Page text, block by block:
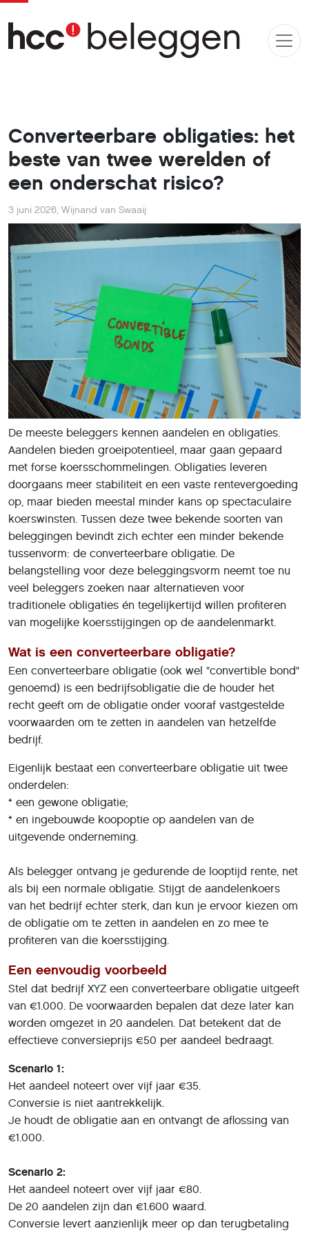
Converteerbare obligaties: het
beste van twee werelden of
een onderschat risico?
3 juni 2026, Wijnand van Swaaij
De meeste beleggers kennen aandelen en obligaties.
Aandelen bieden groeipotentieel, maar gaan gepaard
met forse koersschommelingen. Obligaties leveren
doorgaans meer stabiliteit en een vaste rentevergoeding
op, maar bieden meestal minder kans op spectaculaire
koerswinsten. Tussen deze twee bekende soorten van
beleggingen bevindt zich echter een minder bekende
tussenvorm: de converteerbare obligatie. De
belangstelling voor deze beleggingsvorm neemt toe nu
veel beleggers zoeken naar alternatieven voor
traditionele obligaties én tegelijkertijd willen profiteren
van mogelijke koersstijgingen op de aandelenmarkt.
Wat is een converteerbare obligatie?
Een converteerbare obligatie (ook wel "convertible bond"
genoemd) is een bedrijfsobligatie die de houder het
recht geeft om de obligatie onder vooraf vastgestelde
voorwaarden om te zetten in aandelen van hetzelfde
bedrijf.
Eigenlijk bestaat een converteerbare obligatie uit twee
onderdelen:
* een gewone obligatie;
* en ingebouwde koopoptie op aandelen van de
uitgevende onderneming.
Als belegger ontvang je gedurende de looptijd rente, net
als bij een normale obligatie. Stijgt de aandelenkoers
van het bedrijf echter sterk, dan kun je ervoor kiezen om
de obligatie om te zetten in aandelen en zo mee te
profiteren van die koersstijging.
Een eenvoudig voorbeeld
Stel dat bedrijf XYZ een converteerbare obligatie uitgeeft
van €1.000. De voorwaarden bepalen dat deze later kan
worden omgezet in 20 aandelen. Dat betekent dat de
effectieve conversieprijs €50 per aandeel bedraagt.
Scenario 1:
Het aandeel noteert over vijf jaar €35.
Conversie is niet aantrekkelijk.
Je houdt de obligatie aan en ontvangt de aflossing van
€1.000.
Scenario 2:
Het aandeel noteert over vijf jaar €80.
De 20 aandelen zijn dan €1.600 waard.
Conversie levert aanzienlijk meer op dan terugbetaling